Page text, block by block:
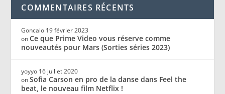
COMMENTAIRES RÉCENTS
Goncalo 19 février 2023
onCe que Prime Video vous réserve comme
nouveautés pour Mars (Sorties séries 2023)
yoyyo 16 juillet 2020
onSofia Carson en pro de la danse dans Feel the
beat, le nouveau film Netflix !